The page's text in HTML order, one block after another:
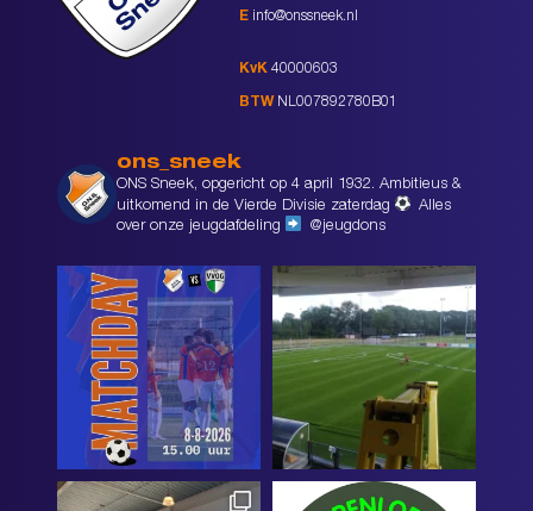
E info@onssneek.nl
KvK 40000603
BTW NL007892780B01
ons_sneek
ONS Sneek, opgericht op 4 april 1932. Ambitieus &
uitkomend in de Vierde Divisie zaterdag
Alles
over onze jeugdafdeling
@jeugdons